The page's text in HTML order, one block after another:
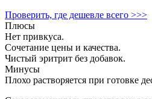
Проверить, где дешевле всего >>>
Плюсы
Нет привкуса.
Сочетание цены и качества.
Чистый эритрит без добавок.
Минусы
Плохо растворяется при готовке